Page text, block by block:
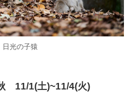
日光の子猿
11/1(土)~11/4(火)